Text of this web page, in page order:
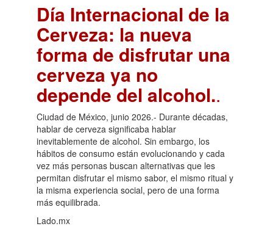
Día Internacional de la
Cerveza: la nueva
forma de disfrutar una
cerveza ya no
depende del alcohol..
Ciudad de México, junio 2026.- Durante décadas,
hablar de cerveza significaba hablar
inevitablemente de alcohol. Sin embargo, los
hábitos de consumo están evolucionando y cada
vez más personas buscan alternativas que les
permitan disfrutar el mismo sabor, el mismo ritual y
la misma experiencia social, pero de una forma
más equilibrada.
Lado.mx